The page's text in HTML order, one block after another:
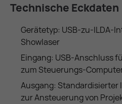
Technische Eckdaten
Gerätetyp: USB-zu-ILDA-
Showlaser
Eingang: USB-Anschluss
zum Steuerungs-
Ausgang: Standardisierter
zur Ansteuerung von